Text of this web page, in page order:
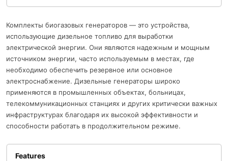
Комплекты биогазовых генераторов — это устройства,
использующие дизельное топливо для выработки
электрической энергии. Они являются надежным и мощным
источником энергии, часто используемым в местах, где
необходимо обеспечить резервное или основное
электроснабжение. Дизельные генераторы широко
применяются в промышленных объектах, больницах,
телекоммуникационных станциях и других критически важных
инфраструктурах благодаря их высокой эффективности и
способности работать в продолжительном режиме.
Features